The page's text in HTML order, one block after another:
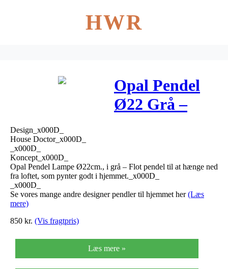
HWR
Opal Pendel
Ø22 Grå –
Design_x000D_
House Doctor_x000D_
_x000D_
Koncept_x000D_
Opal Pendel Lampe Ø22cm., i grå – Flot pendel til at hænge ned
fra loftet, som pynter godt i hjemmet._x000D_
_x000D_
Se vores mange andre designer pendler til hjemmet her(Læs
mere)
850 kr. (Vis fragtpris)
Læs mere »